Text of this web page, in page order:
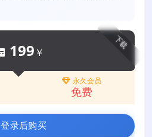
下载
199 ￥
永久会员
免费
登录后购买